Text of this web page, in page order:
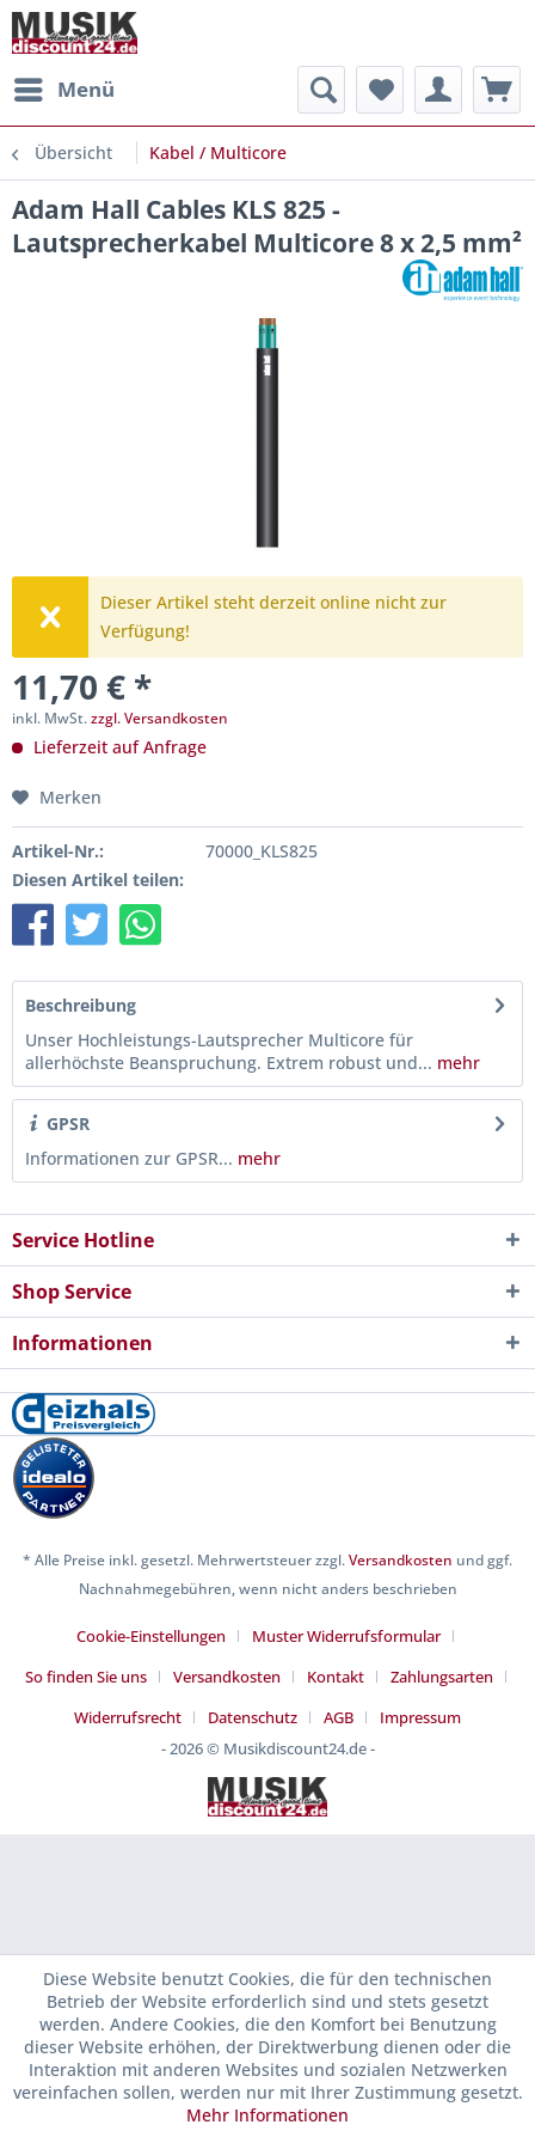
Menü
Übersicht Kabel / Multicore
Adam Hall Cables KLS 825 -
Lautsprecherkabel Multicore 8 x 2,5 mm²
Dieser Artikel steht derzeit online nicht zur
Verfügung!
11,70 € *
inkl. MwSt.zzgl. Versandkosten
Lieferzeit auf Anfrage
Merken
Artikel-Nr.:
70000_KLS825
Diesen Artikel teilen:
Beschreibung
Unser Hochleistungs-Lautsprecher Multicore für
allerhöchste Beanspruchung. Extrem robust und... mehr
GPSR
Informationen zur GPSR... mehr
Service Hotline
Shop Service
Informationen
* Alle Preise inkl. gesetzl. Mehrwertsteuer zzgl.Versandkosten und ggf.
Nachnahmegebühren, wenn nicht anders beschrieben
Cookie-Einstellungen
Muster Widerrufsformular
So finden Sie uns
Versandkosten Kontakt
Zahlungsarten
Widerrufsrecht
Datenschutz AGB
Impressum
- 2026 © Musikdiscount24.de -
Diese Website benutzt Cookies, die für den technischen
Betrieb der Website erforderlich sind und stets gesetzt
werden. Andere Cookies, die den Komfort bei Benutzung
dieser Website erhöhen, der Direktwerbung dienen oder die
Interaktion mit anderen Websites und sozialen Netzwerken
vereinfachen sollen, werden nur mit Ihrer Zustimmung gesetzt.
Mehr Informationen